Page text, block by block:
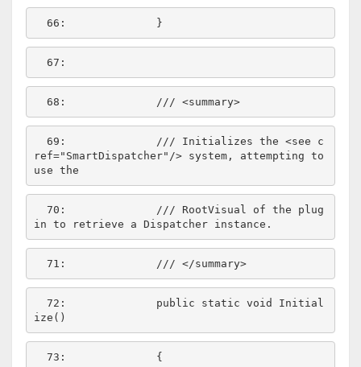
  66:
  67:
  68:
/// <summary>
  69:
/// Initializes the <see c
ref="SmartDispatcher"/> system, attempting to
use the
  70:
/// RootVisual of the plug
in to retrieve a Dispatcher instance.
  71:
/// </summary>
  72:
public static void
Initial
  73: